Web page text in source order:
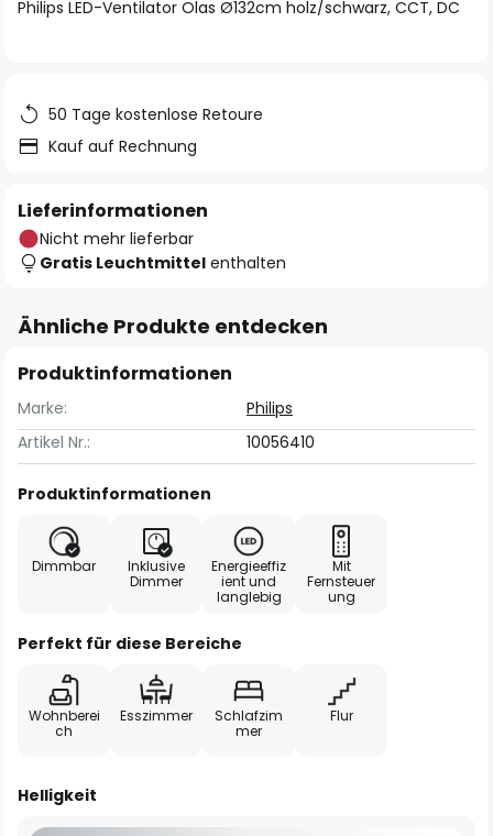
Philips LED-Ventilator Olas Ø132cm holz/schwarz, CCT, DC
50 Tage kostenlose Retoure
Kauf auf Rechnung
Lieferinformationen
Nicht mehr lieferbar
Gratis Leuchtmittel enthalten
Ähnliche Produkte entdecken
Produktinformationen
Marke:
Philips
Artikel Nr.:
10056410
Produktinformationen
Dimmbar
Inklusive
Dimmer
Energieeffiz
ient und
langlebig
Mit
Fernsteuer
ung
Perfekt für diese Bereiche
Wohnberei
ch
Esszimmer
Schlafzim
mer
Flur
Helligkeit